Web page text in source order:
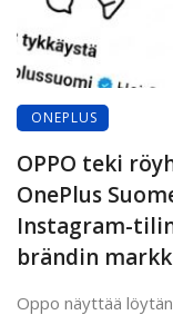
ONEPLUS
OPPO teki
OnePlus
Instagram-
brändin
Oppo näyttää